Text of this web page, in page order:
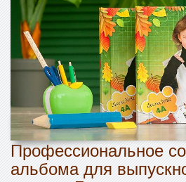
Профессиональное
альбома для